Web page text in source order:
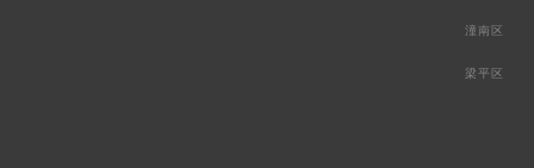
潼南区
梁平区